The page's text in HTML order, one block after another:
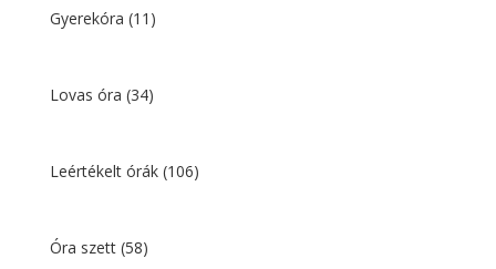
Gyerekóra (11)
Lovas óra (34)
Leértékelt órák (106)
Óra szett (58)